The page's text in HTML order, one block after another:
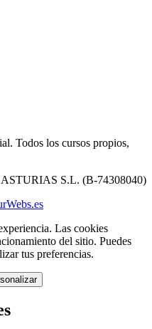
Todos los cursos propios,
S.L. (B-74308040)
Las cookies
del sitio. Puedes
tus preferencias.